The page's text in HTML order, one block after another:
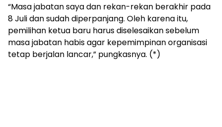
“Masa jabatan saya dan rekan-rekan berakhir pada
8 Juli dan sudah diperpanjang. Oleh karena itu,
pemilihan ketua baru harus diselesaikan sebelum
masa jabatan habis agar kepemimpinan organisasi
tetap berjalan lancar,” pungkasnya. (*)